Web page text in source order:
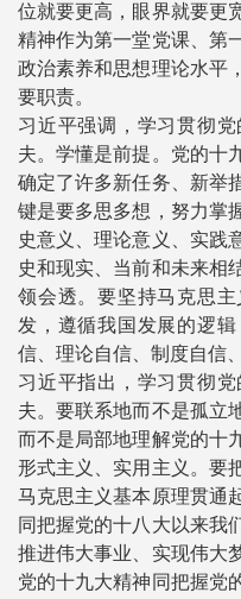
位就要更高，眼界就要更
精神作为第一堂党课、第
政治素养和思想理论水平
要职责。
习近平强调，学习贯彻
夫。学懂是前提。党的十
确定了许多新任务、新举
键是要多思多想，努力掌
史意义、理论意义、实践
史和现实、当前和未来相
领会透。要坚持马克思
发，遵循我国发展的逻
信、理论自信、制度自信
习近平指出，学习贯彻
夫。要联系地而不是孤立
而不是局部地理解党的十
形式主义、实用主义。要
马克思主义基本原理贯通
同把握党的十八大以来我
推进伟大事业、实现伟大
党的十九大精神同把握党